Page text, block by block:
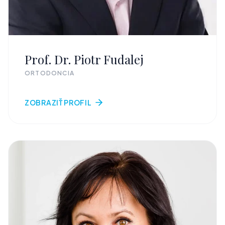
Prof. Dr. Piotr Fudalej
ORTODONCIA
ZOBRAZIŤ PROFIL